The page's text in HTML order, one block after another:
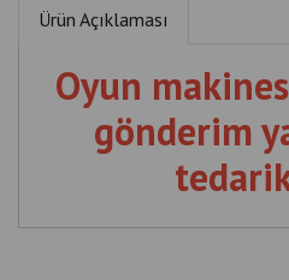
Ürün Açıklaması
Oyun
gönderim